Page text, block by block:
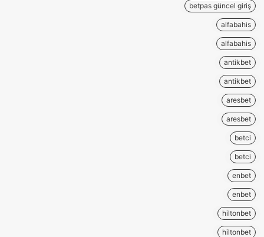
betpas güncel giriş
alfabahis
alfabahis
antikbet
antikbet
aresbet
aresbet
betci
betci
enbet
enbet
hiltonbet
hiltonbet